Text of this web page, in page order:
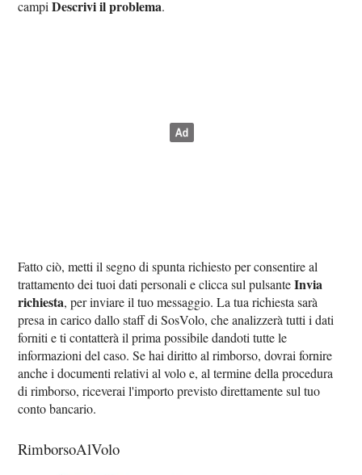
campiDescrivi il problema.
Fatto ciò, metti il segno di spunta richiesto per consentire al
trattamento dei tuoi dati personali e clicca sul pulsanteInvia
richiesta, per inviare il tuo messaggio. La tua richiesta sarà
presa in carico dallo staff di SosVolo, che analizzerà tutti i dati
forniti e ti contatterà il prima possibile dandoti tutte le
informazioni del caso. Se hai diritto al rimborso, dovrai fornire
anche i documenti relativi al volo e, al termine della procedura
di rimborso, riceverai l'importo previsto direttamente sul tuo
conto bancario.
RimborsoAlVolo